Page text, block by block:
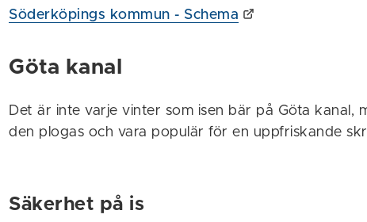
Söderköpings kommun - Schema
Göta kanal
Det är inte varje vinter som isen bär på Göta kanal,
den plogas och vara populär för en uppfriskande
Säkerhet på is